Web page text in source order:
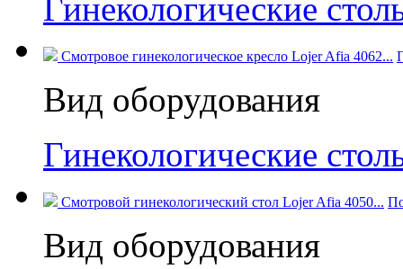
Гинекологические
Смотровое гинекологическое кресло Lojer Afia 4062...
Вид оборудования
Гинекологические
Смотровой гинекологический стол Lojer Afia 4050...
Вид оборудования